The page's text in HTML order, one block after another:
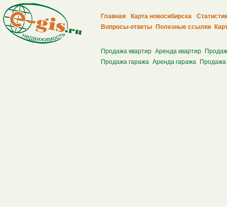
Главная Карта новосибирска
Вопросы-ответы
Полезные ссылки
Продажа квартир Аренда квартир
Продажа гаража Аренда гаража Продажа